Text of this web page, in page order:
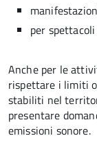
per
Anche per le
rispettare i limiti
stabiliti nel
presentare
emissioni sonore.